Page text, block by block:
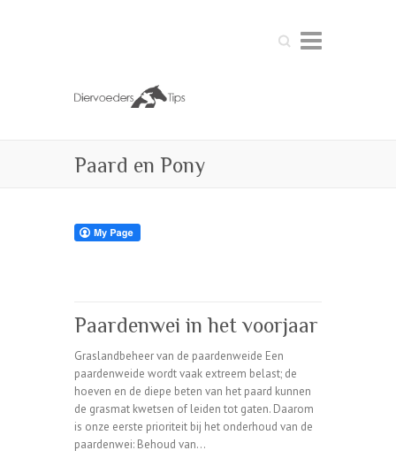
Zoeken
Paard en Pony
Paardenwei in het voorjaar
Graslandbeheer van de paardenweide Een
paardenweide wordt vaak extreem belast; de
hoeven en de diepe beten van het paard kunnen
de grasmat kwetsen of leiden tot gaten. Daarom
is onze eerste prioriteit bij het onderhoud van de
paardenwei: Behoud van…